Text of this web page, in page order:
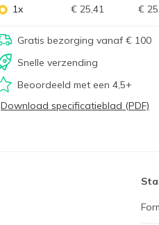
1x € 25,41 €
Gratis bezorging vanaf € 100
Snelle verzending
Beoordeeld met een 4,5+
Download specificatieblad (PDF)